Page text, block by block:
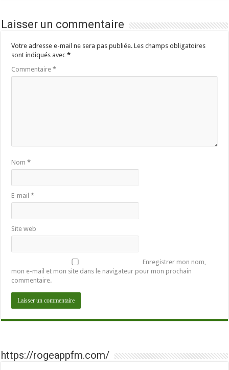
Laisser un commentaire
Votre adresse e-mail ne sera pas publiée. Les champs obligatoires
sont indiqués avec*
Commentaire*
Nom*
E-mail*
Site web
Enregistrer mon nom,
mon e-mail et mon site dans le navigateur pour mon prochain
commentaire.
https://rogeappfm.com/